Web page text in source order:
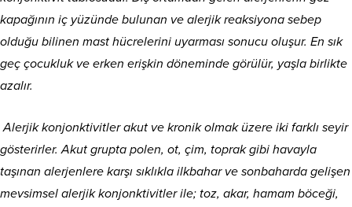
kapağının iç yüzünde bulunan ve alerjik reaksiyona sebep
olduğu bilinen mast hücrelerini uyarması sonucu oluşur. En sık
geç çocukluk ve erken erişkin döneminde görülür, yaşla birlikte
azalır.
Alerjik konjonktivitler akut ve kronik olmak üzere iki farklı seyir
gösterirler. Akut grupta polen, ot, çim, toprak gibi havayla
taşınan alerjenlere karşı sıklıkla ilkbahar ve sonbaharda gelişen
mevsimsel alerjik konjonktivitler ile; toz, akar, hamam böceği,